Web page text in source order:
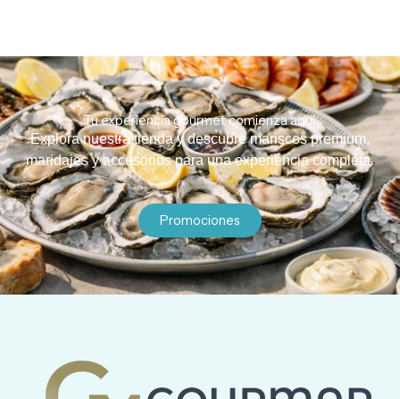
Tu experiencia gourmet comienza aquí.
Explora nuestra tienda y descubre mariscos premium,
maridajes y accesorios para una experiencia completa.
Promociones